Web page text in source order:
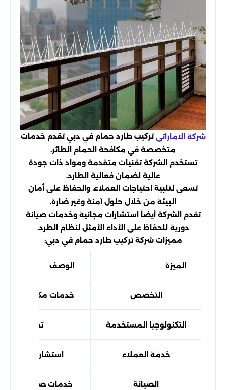
شركة الاماراتىتركيب طارد حمام في دبي تقدم خدمات
متخصصة في مكافحة الحمام الطائر.
تستخدم الشركة تقنيات متقدمة ومواد ذات جودة
عالية لضمان فعالية الطارد.
تسعى لتلبية احتياجات العملاء، والحفاظ على أمان
البيئة من خلال حلول آمنة وغير ضارة.
تقدم الشركة أيضاً استشارات مجانية وخدمات صيانة
دورية للحفاظ على الأداء الأمثل لنظام الطرد.
مميزات شركة تركيب طارد حمام في دبي:
الميزة الوصف
التخصص خدمات مكافحة
التكنولوجيا المستخدمة تقنيات
خدمة العملاء استشارات
الصيانة خدمات صيانة دورية